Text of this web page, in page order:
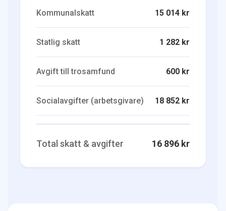
Kommunalskatt 15 014 kr
Statlig skatt 1 282 kr
Avgift till trosamfund 600 kr
Socialavgifter (arbetsgivare) 18 852 kr
Total skatt & avgifter 16 896 kr